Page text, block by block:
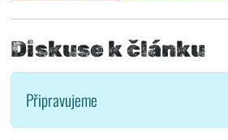
Diskuse k článku
Připravujeme